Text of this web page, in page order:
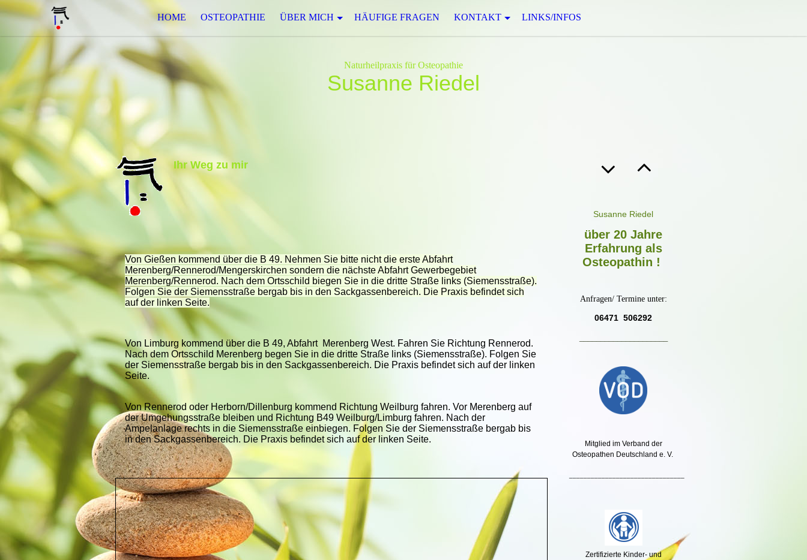
HOME OSTEOPATHIE ÜBER MICH HÄUFIGE FRAGEN KONTAKT LINKS/INFOS
Naturheilpraxis für Osteopathie
Susanne Riedel
Ihr Weg zu mir
Von Gießen kommend über die B 49. Nehmen Sie bitte nicht die erste Abfahrt
Merenberg/Rennerod/Mengerskirchen sondern die nächste Abfahrt Gewerbegebiet
Merenberg/Rennerod. Nach dem Ortsschild biegen Sie in die dritte Straße links (Siemensstraße).
Folgen Sie der Siemensstraße bergab bis in den Sackgassenbereich. Die Praxis befindet sich
auf der linken Seite.
Von Limburg kommend über die B 49, Abfahrt Merenberg West. Fahren Sie Richtung Rennerod.
Nach dem Ortsschild Merenberg begen Sie in die dritte Straße links (Siemensstraße). Folgen Sie
der Siemensstraße bergab bis in den Sackgassenbereich. Die Praxis befindet sich auf der linken
Seite.
Von Rennerod oder Herborn/Dillenburg kommend Richtung Weilburg fahren. Vor Merenberg auf
der Umgehungsstraße bleiben und Richtung B49 Weilburg/Limburg fahren. Nach der
Ampelanlage rechts in die Siemensstraße einbiegen. Folgen Sie der Siemensstraße bergab bis
in den Sackgassenbereich. Die Praxis befindet sich auf der linken Seite.
Susanne Riedel
über 20 Jahre
Erfahrung als
Osteopathin !
Anfragen/ Termine unter:
06471 506292
Mitglied im Verband der
Osteopathen Deutschland e. V.
Zertifizierte Kinder- und